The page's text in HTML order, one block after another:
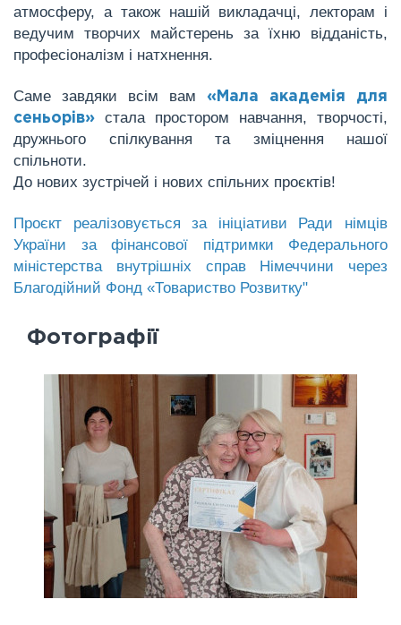
атмосферу, а також нашій викладачці, лекторам і
ведучим творчих майстерень за їхню відданість,
професіоналізм і натхнення.
Саме завдяки всім вам «Мала академія для
сеньорів»
стала простором навчання, творчості,
дружнього спілкування та зміцнення нашої
спільноти.
До нових зустрічей і нових спільних проєктів!
Проєкт реалізовується за ініціативи Ради німців
України за фінансової підтримки Федерального
міністерства внутрішніх справ Німеччини через
Благодійний Фонд «Товариство Розвитку"
Фотографії